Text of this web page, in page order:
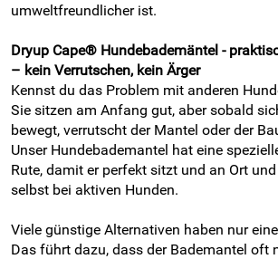
umweltfreundlicher ist.
Dryup Cape® Hundebademäntel -
– kein Verrutschen, kein Ärger
Kennst du das Problem mit anderen
Sie sitzen am Anfang gut, aber sobald
bewegt, verrutscht der Mantel oder der
Unser Hundebademantel hat eine
Rute, damit er perfekt sitzt und an Ort
selbst bei aktiven Hunden.
Viele günstige Alternativen haben nur
Das führt dazu, dass der Bademantel oft